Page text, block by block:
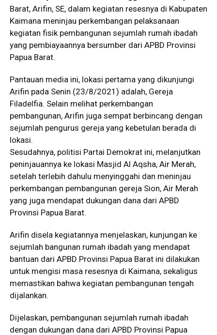
Barat, Arifin, SE, dalam kegiatan resesnya di Kabupaten
Kaimana meninjau perkembangan pelaksanaan
kegiatan fisik pembangunan sejumlah rumah ibadah
yang pembiayaannya bersumber dari APBD Provinsi
Papua Barat.
Pantauan media ini, lokasi pertama yang dikunjungi
Arifin pada Senin (23/8/2021) adalah, Gereja
Filadelfia. Selain melihat perkembangan
pembangunan, Arifin juga sempat berbincang dengan
sejumlah pengurus gereja yang kebetulan berada di
lokasi.
Sesudahnya, politisi Partai Demokrat ini, melanjutkan
peninjauannya ke lokasi Masjid Al Aqsha, Air Merah,
setelah terlebih dahulu menyinggahi dan meninjau
perkembangan pembangunan gereja Sion, Air Merah
yang juga mendapat dukungan dana dari APBD
Provinsi Papua Barat.
Arifin disela kegiatannya menjelaskan, kunjungan ke
sejumlah bangunan rumah ibadah yang mendapat
bantuan dari APBD Provinsi Papua Barat ini dilakukan
untuk mengisi masa resesnya di Kaimana, sekaligus
memastikan bahwa kegiatan pembangunan tengah
dijalankan.
Dijelaskan, pembangunan sejumlah rumah ibadah
dengan dukungan dana dari APBD Provinsi Papua